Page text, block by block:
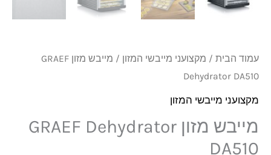
עמוד הבית / מקצועני מייבשי המזון
/ מייבש מזון GRAEF
Dehydrator DA510
מקצועני מייבשי המזון
מייבש מזון GRAEF Dehydrator
DA510